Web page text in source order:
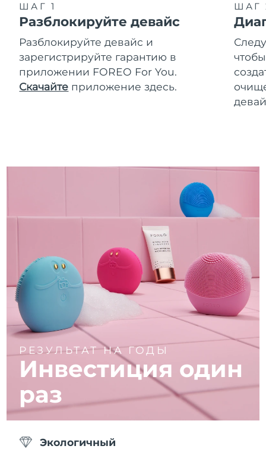
ШАГ 1
Разблокируйте девайс
Разблокируйте девайс и
зарегистрируйте гарантию в
приложении FOREO For You.
Скачайте приложение здесь.
ШАГ
РЕЗУЛЬТАТ НА ГОДЫ
Инвестиция один
раз
Экологичный